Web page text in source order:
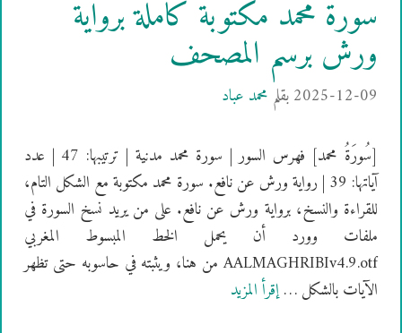
سورة محمد مكتوبة كاملة برواية
ورش برسم المصحف
2025-12-09بقلم محمد عباد
[سُورَةُ محمد] فهرس السور | سورة محمد مدنية | ترتيبها: 47 | عدد
آياتها: 39 | رواية ورش عن نافع. سورة محمد مكتوبة مع الشكل التام،
للقراءة والنسخ، برواية ورش عن نافع. على من يريد نسخ السورة في
ملفات وورد أن يحمل الخط المبسوط المغربي
AALMAGHRIBIv4.9.otf من هنا، ويثبته في حاسوبه حتى تظهر
الآيات بالشكل …إقرأ المزيد